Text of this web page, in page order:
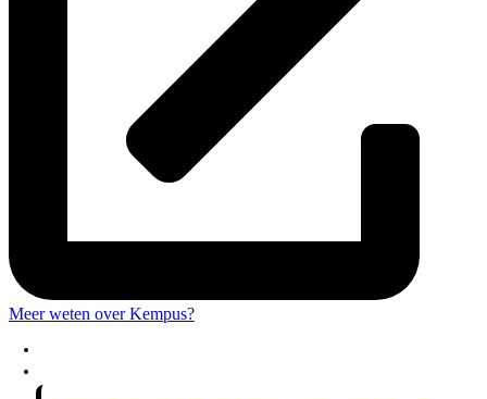
Meer weten over Kempus?